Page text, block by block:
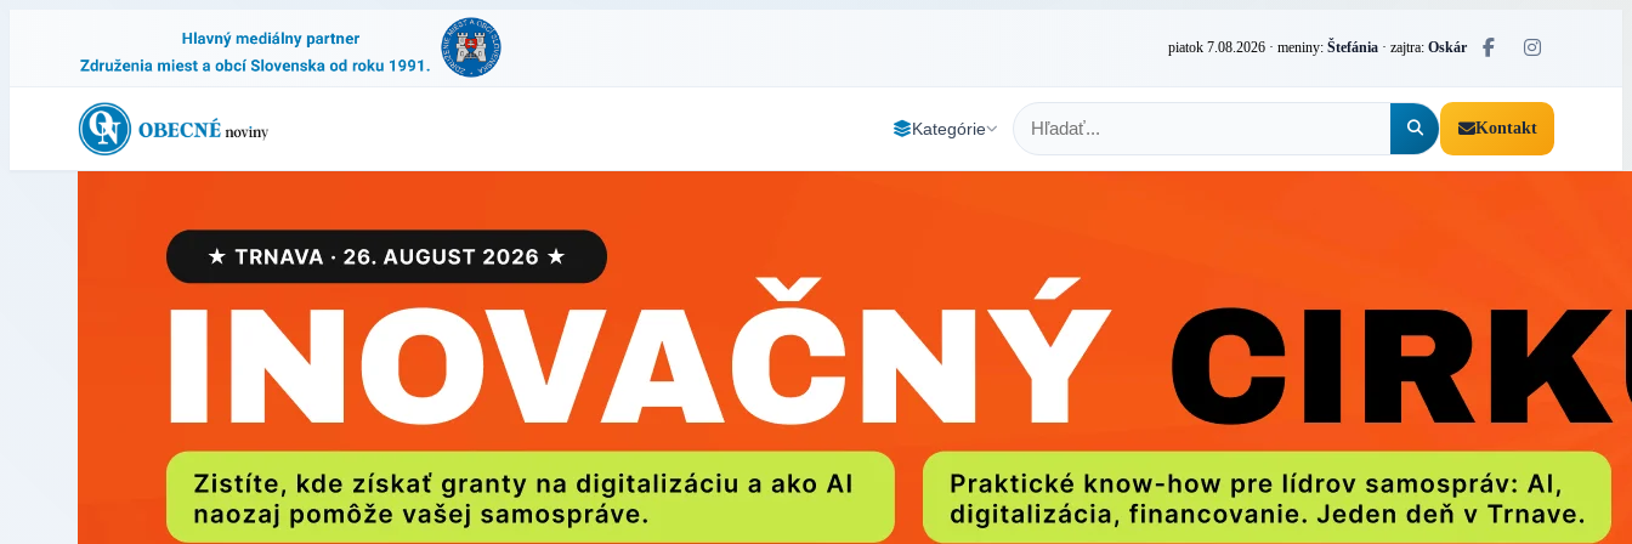
piatok 7.08.2026 · meniny: Štefánia · zajtra: Oskár
Kategórie Kontakt